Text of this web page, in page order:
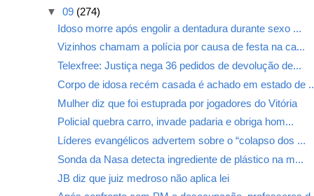
▼ 09 (274)
Idoso morre após engolir a dentadura durante sexo ...
Vizinhos chamam a polícia por causa de festa na ca...
Telexfree: Justiça nega 36 pedidos de devolução de...
Corpo de idosa recém casada é achado em estado de
Mulher diz que foi estuprada por jogadores do Vitória
Policial quebra carro, invade padaria e obriga hom...
Líderes evangélicos advertem sobre o “colapso dos ...
Sonda da Nasa detecta ingrediente de plástico na m...
JB diz que juiz medroso não aplica lei